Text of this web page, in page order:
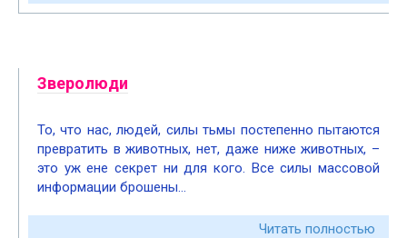
Зверолюди
То, что нас, людей, силы тьмы постепенно пытаются
превратить в животных, нет, даже ниже животных, –
это уж ене секрет ни для кого. Все силы массовой
информации брошены…
Читать полностью